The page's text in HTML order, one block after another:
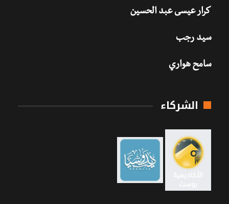
كرار عيسى عبد الحسين
سيد رجب
سامح هواري
الشركاء